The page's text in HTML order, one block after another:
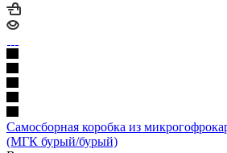
Самосборная коробка из
(МГК бурый/бурый)